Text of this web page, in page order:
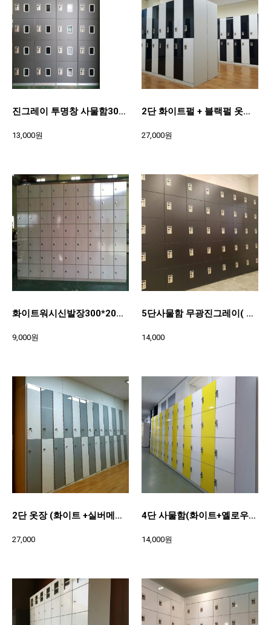
진그레이 투명창 사물함300*300*370
13,000원
2단 화이트펄 + 블랙펄 옷장 300*900*490총고(1870)
27,000원
화이트워시신발장300*200*370
9,000원
5단사물함 무광진그레이( 400*400*370)
14,000
2단 옷장 (화이트 +실버메탈) 300*900*490
27,000
4단 사물함(화이트+옐로우)400*400*370
14,000원